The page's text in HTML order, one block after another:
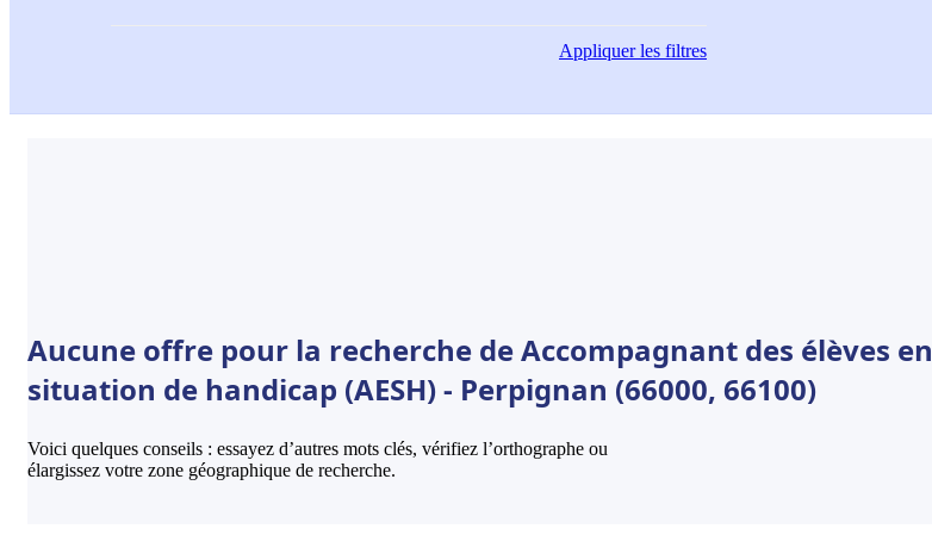
Appliquerles filtres
Aucune offre pour la recherche de Accompagnant des élèves en
situation de handicap (AESH) - Perpignan (66000, 66100)
Voici quelques conseils : essayez d’autres mots clés, vérifiez l’orthographe ou
élargissez votre zone géographique de recherche.